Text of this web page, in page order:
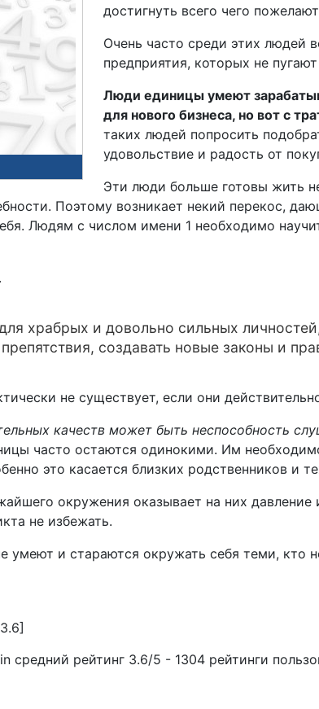
достигнуть всего чего
Очень часто среди этих людей
предприятия, которых не
Люди единицы умеют
для нового бизнеса, но вот с
таких людей попросить
удовольствие и радость от
Эти люди больше готовы жить
Поэтому возникает некий перекос,
Людям с числом имени 1 необходимо
храбрых и довольно сильных
создавать новые законы и
не существует, если они
качеств может быть неспособность
часто остаются одинокими. Им
это касается близких родственников и
окружения оказывает на них давление
не избежать.
умеют и стараются окружать себя теми, кто
средний рейтинг 3.6/5 - 1304 рейтинги